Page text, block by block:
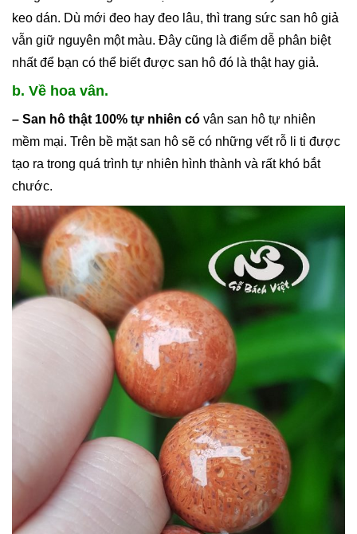
keo dán. Dù mới đeo hay đeo lâu, thì trang sức san hô giả
vẫn giữ nguyên một màu. Đây cũng là điểm dễ phân biệt
nhất để bạn có thể biết được san hô đó là thật hay giả.
b. Về hoa vân.
– San hô thật 100% tự nhiên có vân san hô tự nhiên
mềm mại. Trên bề mặt san hô sẽ có những vết rỗ li ti được
tạo ra trong quá trình tự nhiên hình thành và rất khó bắt
chước.